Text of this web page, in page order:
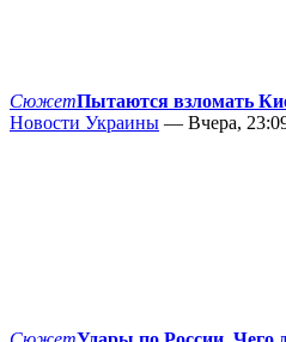
СюжетПытаются взломать
Новости Украины — Вчера,